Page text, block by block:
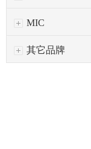
MIC
其它品牌